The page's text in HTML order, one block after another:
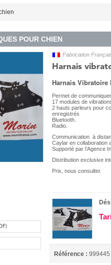
POUR CHIEN
Fabrication
Harnais
Harnais Vibratoire
Permet de
17 modules de
2 hauts parleurs pour
enregistrés
Bluetooth.
Radio.
Communication à
Caylar en collaboration
Supporté par l’Agence
Distribution exclusive
Prix, nous consulter.
Référence : 999445